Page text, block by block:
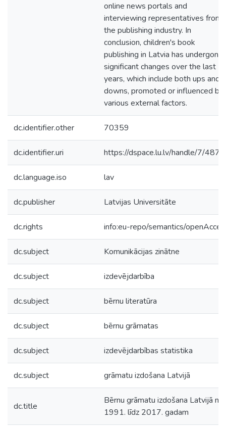
online news portals and
interviewing representatives from
the publishing industry. In
conclusion, children's book
publishing in Latvia has undergone
significant changes over the last
years, which include both ups and
downs, promoted or influenced by
various external factors.
dc.identifier.other 70359
dc.identifier.uri https://dspace.lu.lv/handle/7/
dc.language.iso lav
dc.publisher Latvijas Universitāte
dc.rights info:eu-repo/semantics/
dc.subject Komunikācijas zinātne
dc.subject izdevējdarbība
dc.subject bērnu literatūra
dc.subject bērnu grāmatas
dc.subject izdevējdarbības statistika
dc.subject grāmatu izdošana Latvijā
dc.title
Bērnu grāmatu izdošana Latvijā no
1991. līdz 2017. gadam